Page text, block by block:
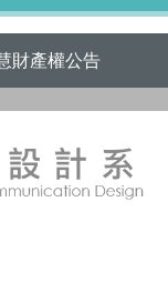
財產權公告